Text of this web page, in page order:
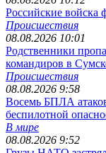
Российские
Происшествия
08.08.2026 10:01
Родственники
командиров в
Происшествия
08.08.2026 9:58
Восемь БПЛА
беспилотной
В мире
08.08.2026 9:52